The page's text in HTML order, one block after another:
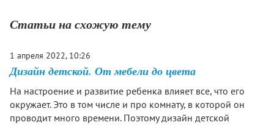
Статьи на схожую тему
1 апреля 2022, 10:26
Дизайн детской. От мебели до цвета
На настроение и развитие ребенка влияет все, что его
окружает. Это в том числе и про комнату, в которой он
проводит много времени. Поэтому дизайн детской